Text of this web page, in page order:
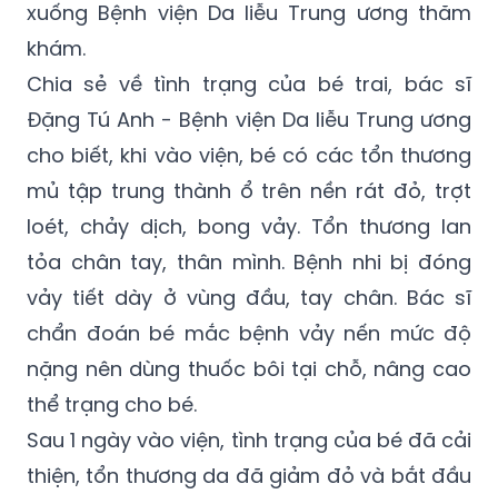
từng tảng. Tay, chân, mặt cũng xuất hiện
những đám đỏ dày đặc. Gia đình mới bé
xuống Bệnh viện Da liễu Trung ương thăm
khám.
Chia sẻ về tình trạng của bé trai, bác sĩ
Đặng Tú Anh - Bệnh viện Da liễu Trung ương
cho biết, khi vào viện, bé có các tổn thương
mủ tập trung thành ổ trên nền rát đỏ, trợt
loét, chảy dịch, bong vảy. Tổn thương lan
tỏa chân tay, thân mình. Bệnh nhi bị đóng
vảy tiết dày ở vùng đầu, tay chân. Bác sĩ
chẩn đoán bé mắc bệnh vảy nến mức độ
nặng nên dùng thuốc bôi tại chỗ, nâng cao
thể trạng cho bé.